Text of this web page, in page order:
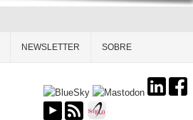
NEWSLETTER SOBRE